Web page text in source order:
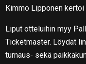
Kimmo Lipponen
Liput otteluihin myy
Ticketmaster. Löydät
turnaus- sekä